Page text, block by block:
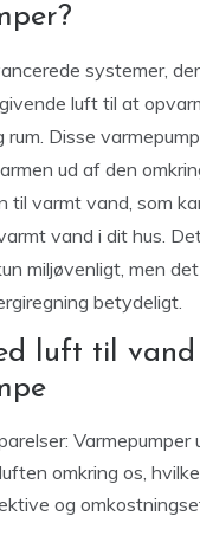
systemer,
luft til at
Disse
ud af den
til varmt vand, som
vand i dit hus.
miljøvenligt, men
betydeligt.
luft til vand
omkring os,
og